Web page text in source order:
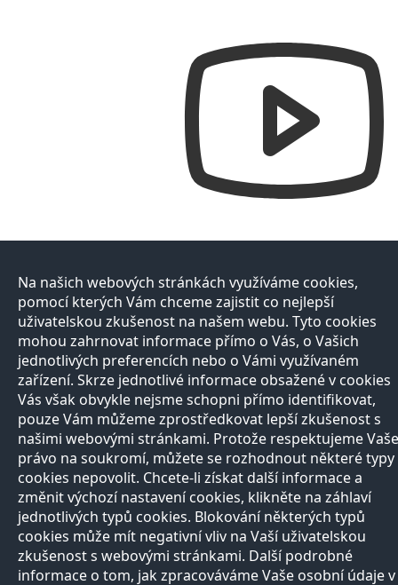
Na našich webových stránkách využíváme cookies,
pomocí kterých Vám chceme zajistit co nejlepší
uživatelskou zkušenost na našem webu. Tyto cookies
mohou zahrnovat informace přímo o Vás, o Vašich
jednotlivých preferencích nebo o Vámi využívaném
zařízení. Skrze jednotlivé informace obsažené v cookies
Vás však obvykle nejsme schopni přímo identifikovat,
pouze Vám můžeme zprostředkovat lepší zkušenost s
našimi webovými stránkami. Protože respektujeme Vaše
právo na soukromí, můžete se rozhodnout některé typy
cookies nepovolit. Chcete-li získat další informace a
změnit výchozí nastavení cookies, klikněte na záhlaví
jednotlivých typů cookies. Blokování některých typů
cookies může mít negativní vliv na Vaší uživatelskou
zkušenost s webovými stránkami. Další podrobné
informace o tom, jak zpracováváme Vaše osobní údaje v